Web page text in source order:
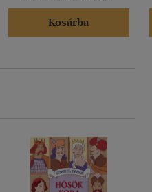
Kosárba